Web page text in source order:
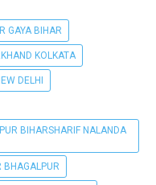
GAYA BIHAR
KOLKATA
DELHI
BIHARSHARIF NALANDA
BHAGALPUR